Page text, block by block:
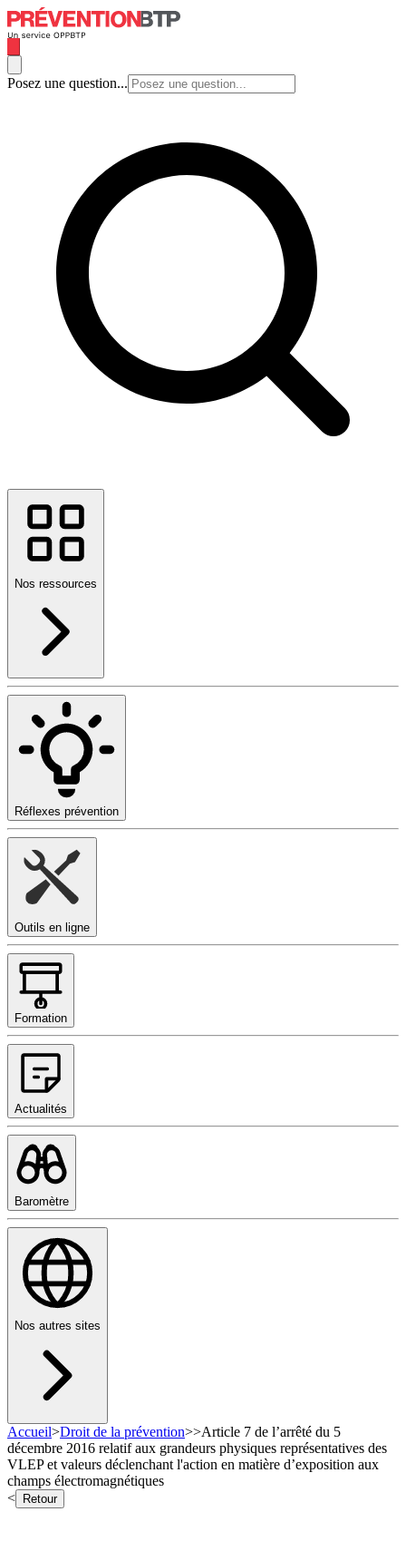
Posez une question...
Nos ressources
Réflexes prévention
Outils en ligne
Formation
Actualités
Baromètre
Nos autres sites
Accueil>Droit de la prévention>>Article 7 de l’arrêté du 5
décembre 2016 relatif aux grandeurs physiques représentatives des
VLEP et valeurs déclenchant l'action en matière d’exposition aux
champs électromagnétiques
<
Retour